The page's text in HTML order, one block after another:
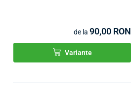
de la 90,00 RON
Variante